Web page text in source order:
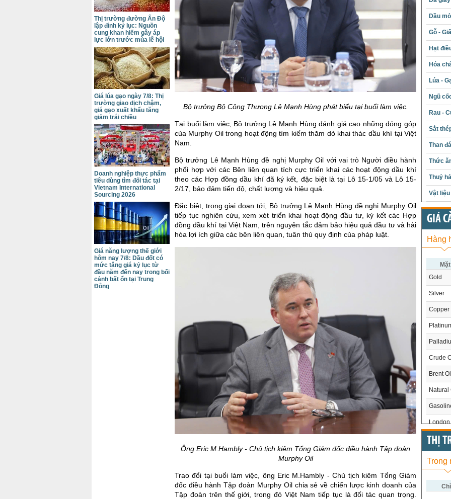
Bộ trưởng Bộ Công Thương Lê Mạnh Hùng phát biểu tại buổi làm việc.
Tại buổi làm việc, Bộ trưởng Lê Mạnh Hùng đánh giá cao những đóng góp
của Murphy Oil trong hoạt động tìm kiếm thăm dò khai thác dầu khí tại Việt
Nam.
Bộ trưởng Lê Mạnh Hùng đề nghị Murphy Oil với vai trò Người điều hành
phối hợp với các Bên liên quan tích cực triển khai các hoạt động dầu khí
theo các Hợp đồng dầu khí đã ký kết, đặc biệt là tại Lô 15-1/05 và Lô 15-
2/17, bảo đảm tiến độ, chất lượng và hiệu quả.
Đặc biệt, trong giai đoạn tới, Bộ trưởng Lê Mạnh Hùng đề nghị Murphy Oil
tiếp tục nghiên cứu, xem xét triển khai hoạt động đầu tư, ký kết các Hợp
đồng dầu khí tại Việt Nam, trên nguyên tắc đảm bảo hiệu quả đầu tư và hài
hòa lợi ích giữa các bên liên quan, tuân thủ quy định của pháp luật.
Ông Eric M.Hambly - Chủ tịch kiêm Tổng Giám đốc điều hành Tập đoàn
Murphy Oil
Trao đổi tại buổi làm việc, ông Eric M.Hambly - Chủ tịch kiêm Tổng Giám
đốc điều hành Tập đoàn Murphy Oil chia sẻ về chiến lược kinh doanh của
Tập đoàn trên thế giới, trong đó Việt Nam tiếp tục là đối tác quan trọng.
Thị trường đường Ấn Độ
lập đỉnh kỷ lục: Nguồn
cung khan hiếm gây áp
lực lớn trước mùa lễ hội
Giá lúa gạo ngày 7/8: Thị
trường giao dịch chậm,
giá gạo xuất khẩu tăng
giảm trái chiều
Doanh nghiệp thực phẩm
tiêu dùng tìm đối tác tại
Vietnam International
Sourcing 2026
Giá năng lượng thế giới
hôm nay 7/8: Dầu đốt có
mức tăng giá kỷ lục từ
đầu năm đến nay trong bối
cảnh bất ổn tại Trung
Đông
Dầu
Gỗ -
Hạt
Hóa
Lúa -
Ngũ
Rau -
Sắt
Than đá
Thức
Thuỷ
Vật
GIÁ
Hàng
Gold
Silver
Copper
Crude
Brent
Natural
London
US
US
US
THỊ
Trong